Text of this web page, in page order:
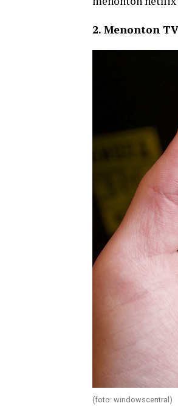
2. Menonton
(foto: windowscentral)